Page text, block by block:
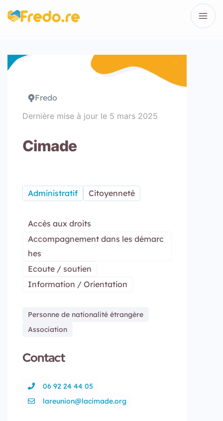
Fredo
Dernière mise à jour le 5 mars 2025
Cimade
Administratif Citoyenneté
Accès aux droits
Accompagnement dans les démarc
hes
Ecoute / soutien
Information / Orientation
Personne de nationalité étrangère
Association
Contact
06 92 24 44 05
lareunion@lacimade.org